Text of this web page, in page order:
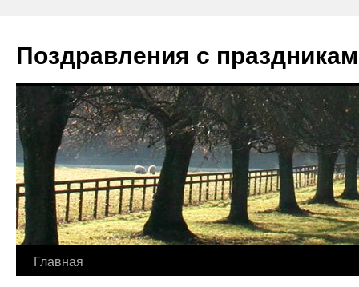
содержимому
Поздравления с
Главная